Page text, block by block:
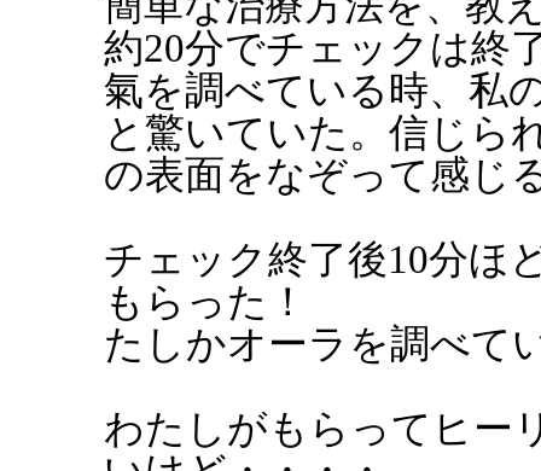
約20分でチェックは終
氣を調べている時、私
と驚いていた。信じら
の表面をなぞって感じ
チェック終了後10分ほ
もらった！
たしかオーラを調べて
わたしがもらってヒー